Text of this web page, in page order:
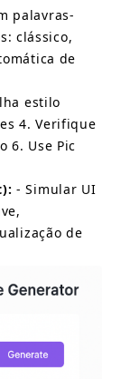
palavras-
clássico,
de
estilo
4. Verifique
6. Use Pic
- Simular UI
de